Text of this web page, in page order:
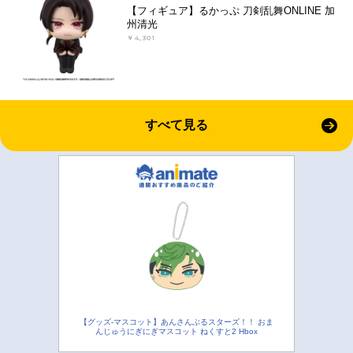
【フィギュア】るかっぷ 刀剣乱舞ONLINE 加
州清光
￥4,301
すべて見る
【グッズ-マスコット】あんさんぶるスターズ！！ おま
んじゅうにぎにぎマスコット ねくすと2 Hbox